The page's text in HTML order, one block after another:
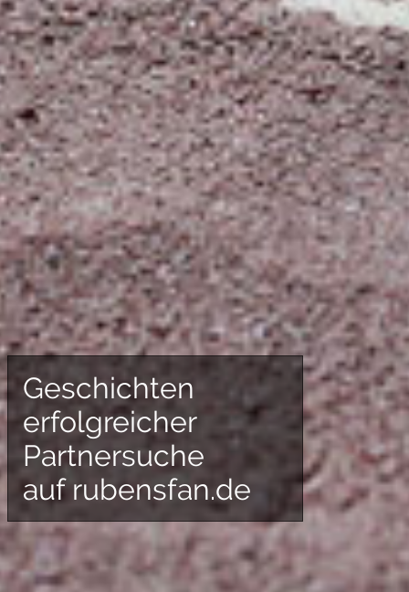
Geschichten
erfolgreicher
Partnersuche
auf rubensfan.de